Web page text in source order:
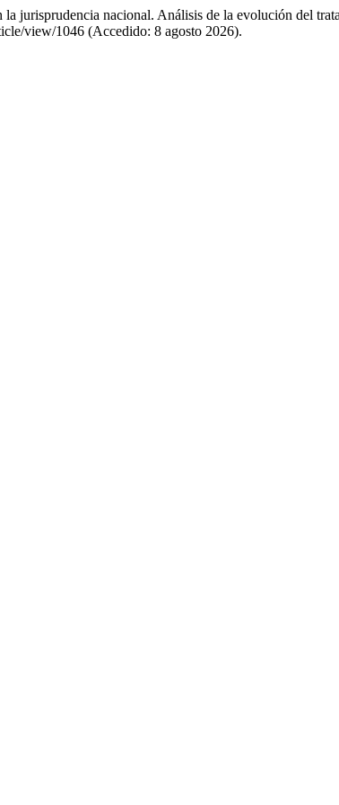
jurisprudencia nacional. Análisis de la evolución del
view/1046 (Accedido: 8 agosto 2026).